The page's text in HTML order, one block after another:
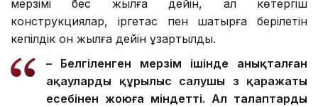
мерзімі бес жылға дейін, ал көтергіш
конструкциялар, іргетас пен шатырға берілетін
кепілдік он жылға дейін ұзартылды.
– Белгіленген мерзім ішінде анықталған
ақауларды құрылыс салушы өз қаражаты
есебінен жоюға міндетті. Ал талаптарды